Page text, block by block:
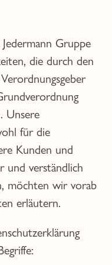
Gruppe
die durch den
Unsere
für die
Kunden und
und verständlich
möchten wir vorab
erläutern.